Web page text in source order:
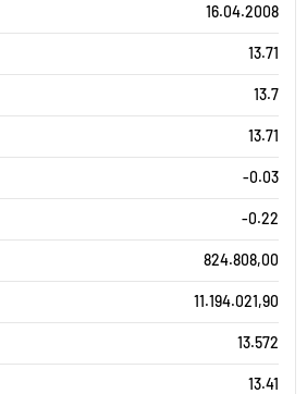
16.04.2008
13.71
13.7
13.71
-0.03
-0.22
824.808,00
11.194.021,90
13.572
13.41